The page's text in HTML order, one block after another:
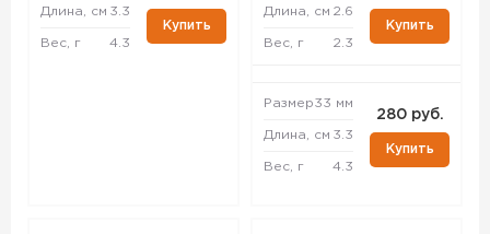
Длина, см 3.3
Вес, г 4.3
Купить
Длина, см 2.6
Вес, г 2.3
Купить
Размер33 мм
Длина, см 3.3
Вес, г 4.3
280 руб.
Купить